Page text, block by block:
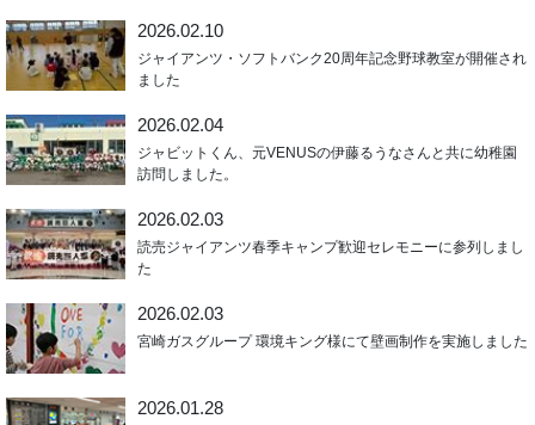
2026.02.10
ジャイアンツ・ソフトバンク20周年記念野球教室が開催され
ました
2026.02.04
ジャビットくん、元VENUSの伊藤るうなさんと共に幼稚園
訪問しました。
2026.02.03
読売ジャイアンツ春季キャンプ歓迎セレモニーに参列しまし
た
2026.02.03
宮崎ガスグループ 環境キング様にて壁画制作を実施しました
2026.01.28